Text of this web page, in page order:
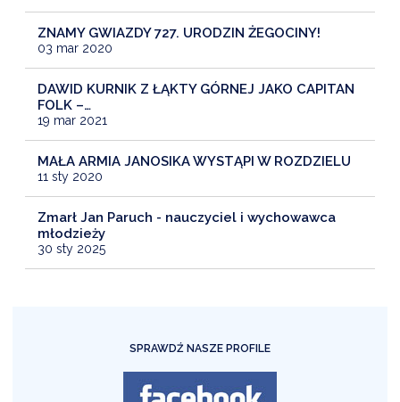
ZNAMY GWIAZDY 727. URODZIN ŻEGOCINY!
03 mar 2020
DAWID KURNIK Z ŁĄKTY GÓRNEJ JAKO CAPITAN
FOLK –…
19 mar 2021
MAŁA ARMIA JANOSIKA WYSTĄPI W ROZDZIELU
11 sty 2020
Zmarł Jan Paruch - nauczyciel i wychowawca
młodzieży
30 sty 2025
SPRAWDŹ NASZE PROFILE